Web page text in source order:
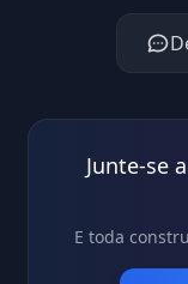
Junte-se
E toda